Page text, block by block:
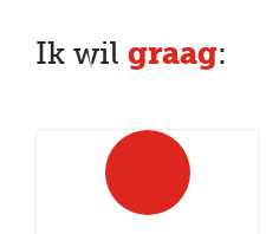
Ik wil graag: